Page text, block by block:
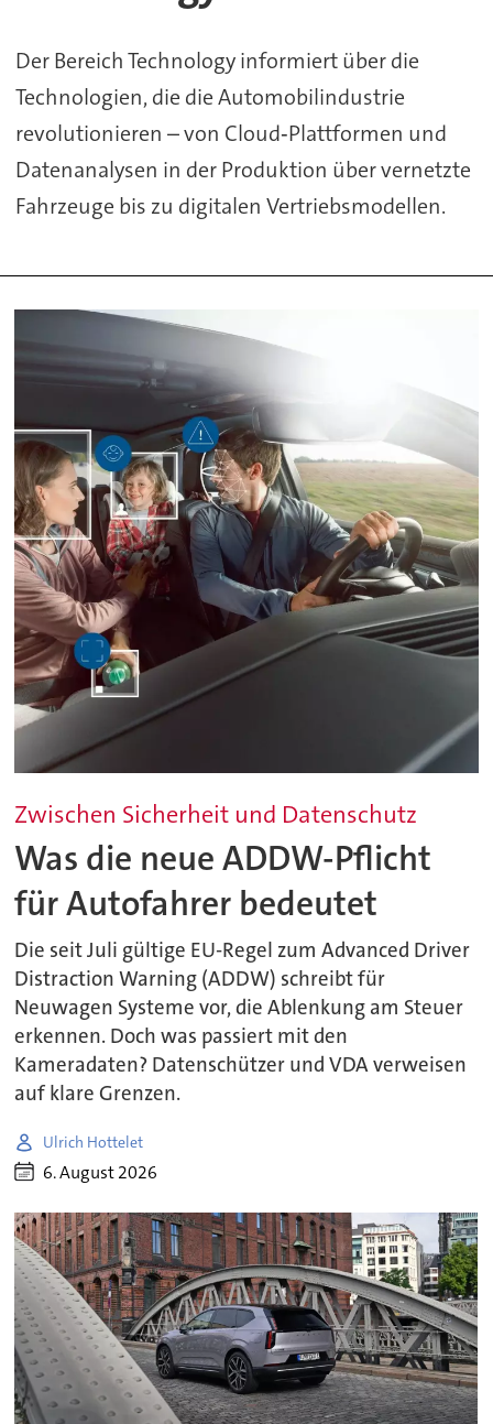
Der Bereich Technology informiert über die
Technologien, die die Automobilindustrie
revolutionieren – von Cloud‑Plattformen und
Datenanalysen in der Produktion über vernetzte
Fahrzeuge bis zu digitalen Vertriebsmodellen.
Zwischen Sicherheit und Datenschutz
Was die neue ADDW-Pflicht
für Autofahrer bedeutet
Die seit Juli gültige EU-Regel zum Advanced Driver
Distraction Warning (ADDW) schreibt für
Neuwagen Systeme vor, die Ablenkung am Steuer
erkennen. Doch was passiert mit den
Kameradaten? Datenschützer und VDA verweisen
auf klare Grenzen.
Ulrich Hottelet
6. August 2026